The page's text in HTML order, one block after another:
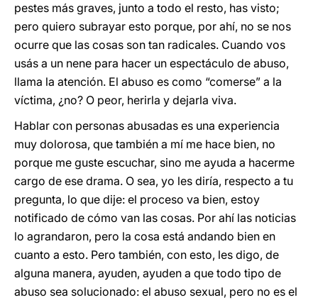
pestes más graves, junto a todo el resto, has visto;
pero quiero subrayar esto porque, por ahí, no se nos
ocurre que las cosas son tan radicales. Cuando vos
usás a un nene para hacer un espectáculo de abuso,
llama la atención. El abuso es como “comerse” a la
víctima, ¿no? O peor, herirla y dejarla viva.
Hablar con personas abusadas es una experiencia
muy dolorosa, que también a mí me hace bien, no
porque me guste escuchar, sino me ayuda a hacerme
cargo de ese drama. O sea, yo les diría, respecto a tu
pregunta, lo que dije: el proceso va bien, estoy
notificado de cómo van las cosas. Por ahí las noticias
lo agrandaron, pero la cosa está andando bien en
cuanto a esto. Pero también, con esto, les digo, de
alguna manera, ayuden, ayuden a que todo tipo de
abuso sea solucionado: el abuso sexual, pero no es el